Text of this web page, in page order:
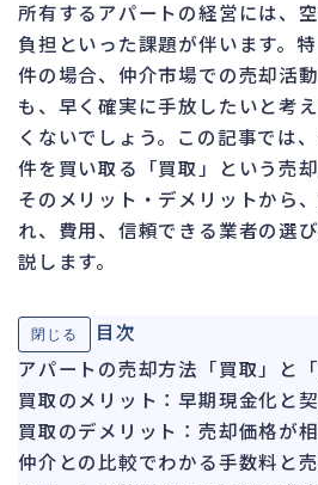
資産売却 194
法務
差押・強制執行 231
法令違反・行政処分 318
訴訟・不正 279
損害賠償・知的財産 271
経営 157
再建準備
人事労務 572
人件費 21
労働問題
所有するアパートの経営には、
負担といった課題が伴います。
件の場合、仲介市場での売却活
も、早く確実に手放したいと考
くないでしょう。この記事では
件を買い取る「買取」という売
そのメリット・デメリットから
れ、費用、信頼できる業者の選
説します。
閉じる
目次
アパートの売却方法「買取」と
買取のメリット：早期現金化と
買取のデメリット：売却価格が
仲介との比較でわかる手数料と